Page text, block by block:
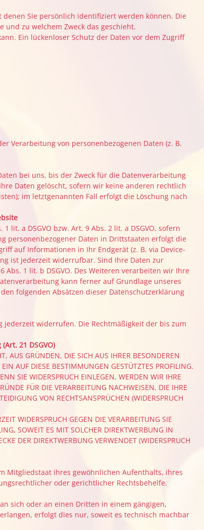
Sie persönlich identifiziert werden können. Die
zu welchem Zweck das geschieht.
Ein lückenloser Schutz der Daten vor dem Zugriff
Verarbeitung von personenbezogenen Daten (z. B.
bei uns, bis der Zweck für die Datenverarbeitung
Daten gelöscht, sofern wir keine anderen rechtlich
im letztgenannten Fall erfolgt die Löschung nach
a DSGVO bzw. Art. 9 Abs. 2 lit. a DSGVO, sofern
personenbezogener Daten in Drittstaaten erfolgt die
auf Informationen in Ihr Endgerät (z. B. via Device-
ist jederzeit widerrufbar. Sind Ihre Daten zur
1 lit. b DSGVO. Des Weiteren verarbeiten wir Ihre
kann ferner auf Grundlage unseres
folgenden Absätzen dieser Datenschutzerklärung
widerrufen. Die Rechtmäßigkeit der bis zum
21 DSGVO)
AUS GRÜNDEN, DIE SICH AUS IHRER BESONDEREN
AUF DIESE BESTIMMUNGEN GESTÜTZTES PROFILING.
SIE WIDERSPRUCH EINLEGEN, WERDEN WIR IHRE
FÜR DIE VERARBEITUNG NACHWEISEN, DIE IHRE
VON RECHTSANSPRÜCHEN (WIDERSPRUCH
WIDERSPRUCH GEGEN DIE VERARBEITUNG SIE
SOWEIT ES MIT SOLCHER DIREKTWERBUNG IN
DER DIREKTWERBUNG VERWENDET (WIDERSPRUCH
Mitgliedstaat ihres gewöhnlichen Aufenthalts, ihres
oder gerichtlicher Rechtsbehelfe.
sich oder an einen Dritten in einem gängigen,
erfolgt dies nur, soweit es technisch machbar